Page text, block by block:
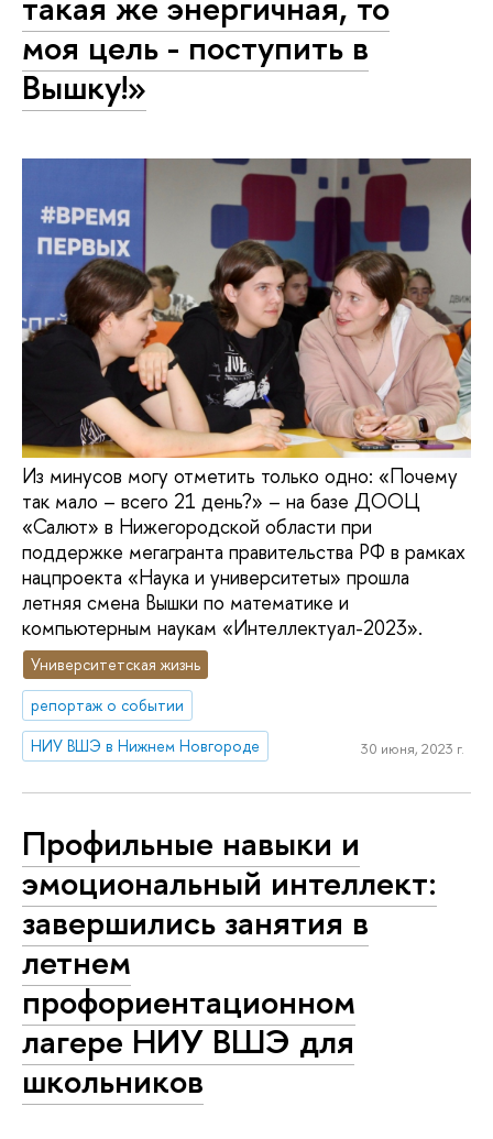
моя цель - поступить в
Вышку!»
Из минусов могу отметить только одно: «Почему
так мало – всего 21 день?» – на базе ДООЦ
«Салют» в Нижегородской области при
поддержке мегагранта правительства РФ в рамках
нацпроекта «Наука и университеты» прошла
летняя смена Вышки по математике и
компьютерным наукам «Интеллектуал-2023».
Университетская жизнь
репортаж о событии
НИУ ВШЭ в Нижнем Новгороде
30 июня, 2023 г.
Профильные навыки и
эмоциональный интеллект:
завершились занятия в
летнем
профориентационном
лагере НИУ ВШЭ для
школьников